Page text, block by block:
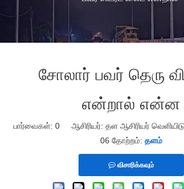
சோலார் பவர் தெரு
என்றால் என்ன
பார்வைகள்: 0 ஆசிரியர்: தள ஆசிரியர்
06 தோற்றம்: தளம்
விசாரிக்கவும்